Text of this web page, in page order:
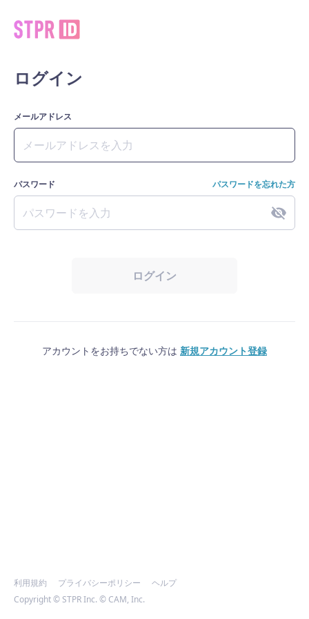
ログイン
メールアドレス
パスワード パスワードを忘れた方
ログイン
アカウントをお持ちでない方は 新規アカウント登録
利用規約 プライバシーポリシー
ヘルプ
Copyright © STPR Inc. © CAM, Inc.